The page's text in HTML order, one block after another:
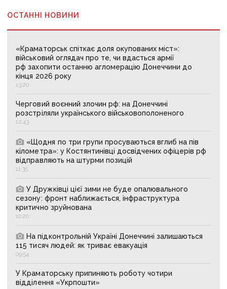
ОСТАННІ НОВИНИ
«Краматорськ спіткає доля окупованих міст»:
військовий оглядач про те, чи вдасться армії
рф захопити останню агломерацію Донеччини до
кінця 2026 року
13:20
Черговий воєнний злочин рф: на Донеччині
розстріляли українського військовополоненого
12:43
«Щодня по три групи просуваються вглиб на пів
кілометра»: у Костянтинівці досвідчених офіцерів рф
відправляють на штурми позицій
11:35
У Дружківці цієї зими не буде опалювального
сезону: фронт наближається, інфраструктура
критично зруйнована
10:20
На підконтрольній Україні Донеччині залишаються
115 тисяч людей: як триває евакуація
09:54
У Краматорську припиняють роботу чотири
відділення «Укрпошти»